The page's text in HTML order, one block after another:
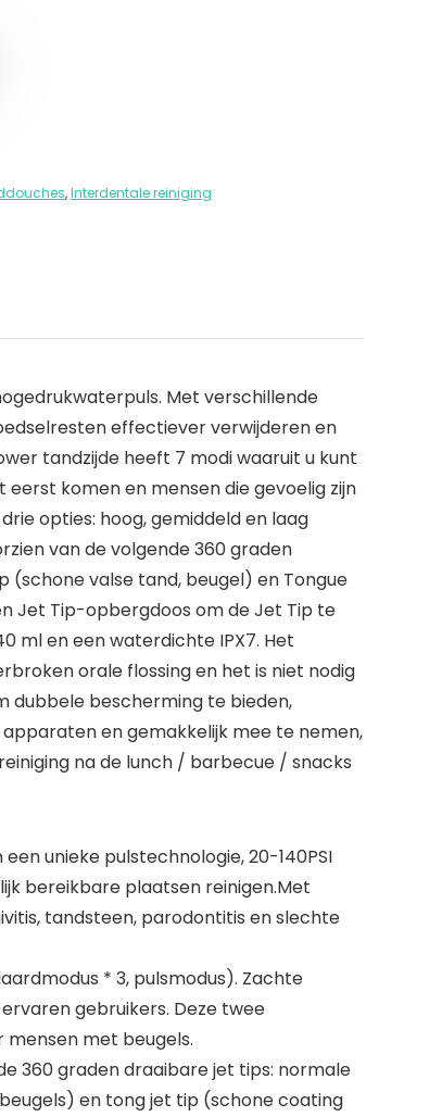
,Interdentale reiniging
Met verschillende
effectiever verwijderen en
tandzijde heeft 7 modi waaruit u kunt
eerst komen en mensen die gevoelig zijn
opties: hoog, gemiddeld en laag
van de volgende 360 ​​graden
(schone valse tand, beugel) en Tongue
Jet Tip-opbergdoos om de Jet Tip te
ml en een waterdichte IPX7. Het
orale flossing en het is niet nodig
dubbele bescherming te bieden,
apparaten en gemakkelijk mee te nemen,
na de lunch / barbecue / snacks
unieke pulstechnologie, 20-140PSI
bereikbare plaatsen reinigen.Met
tandsteen, parodontitis en slechte
* 3, pulsmodus). Zachte
gebruikers. Deze twee
mensen met beugels.
360 ​​graden draaibare jet tips: normale
en tong jet tip (schone coating